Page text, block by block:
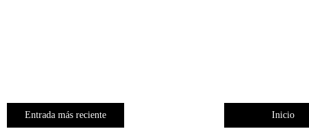
Entrada más reciente Inicio